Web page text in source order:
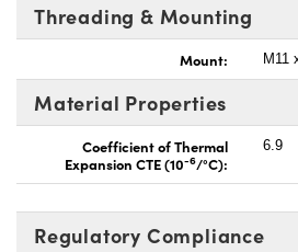
Threading & Mounting
Mount: M11
Material Properties
Coefficient of Thermal
Expansion CTE (10-6/°C):
6.9
Regulatory Compliance